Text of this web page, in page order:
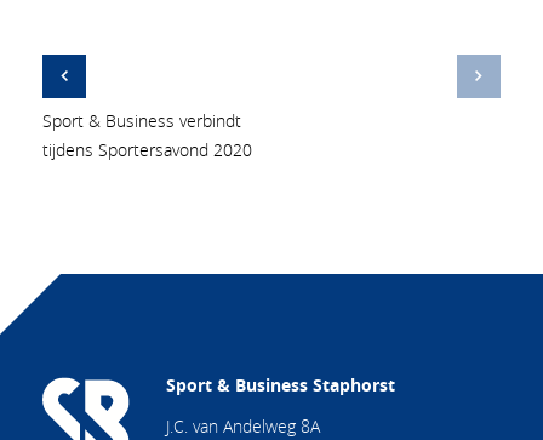
Sport & Business verbindt
tijdens Sportersavond 2020
Sport & Business Staphorst
J.C. van Andelweg 8A